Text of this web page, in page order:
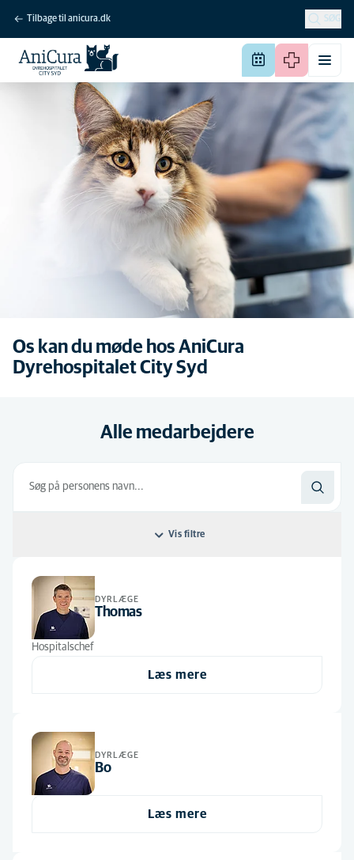
Tilbage til anicura.dk SØG
Os kan du møde hos AniCura
Dyrehospitalet City Syd
Alle medarbejdere
Vis filtre
Filtrer efter: Standard
Standard
Alfabetisk
Alle jobroller
Administration
DYRLÆGE
Thomas
Hospitalschef
Læs mere
DYRLÆGE
Bo
Læs mere